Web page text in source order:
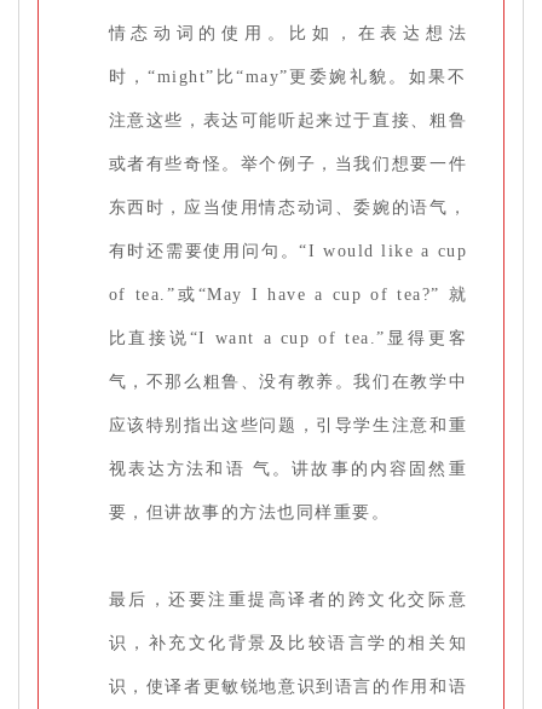
情态动词的使用。比如，在表达想法
时，“might”比“may”更委婉礼貌。如果不
注意这些，表达可能听起来过于直接、粗鲁
或者有些奇怪。举个例子，当我们想要一件
东西时，应当使用情态动词、委婉的语气，
有时还需要使用问句。“I would like a cup
of tea.”或“May I have a cup of tea?” 就
比直接说“I want a cup of tea.”显得更客
气，不那么粗鲁、没有教养。我们在教学中
应该特别指出这些问题，引导学生注意和重
视表达方法和语 气。讲故事的内容固然重
要，但讲故事的方法也同样重要。
最后，还要注重提高译者的跨文化交际意
识，补充文化背景及比较语言学的相关知
识，使译者更敏锐地意识到语言的作用和语